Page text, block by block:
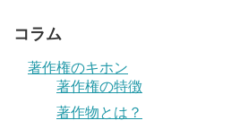
コラム
著作権のキホン
著作権の特徴
著作物とは？